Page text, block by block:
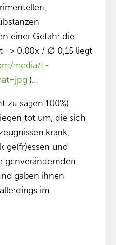
einer Gefahr die
-> 0,00x / ∅ 0,15 liegt
media/E-
)…
zu sagen 100%)
tot um, die sich
krank,
ge(fr)essen und
genverändernden
gaben ihnen
im